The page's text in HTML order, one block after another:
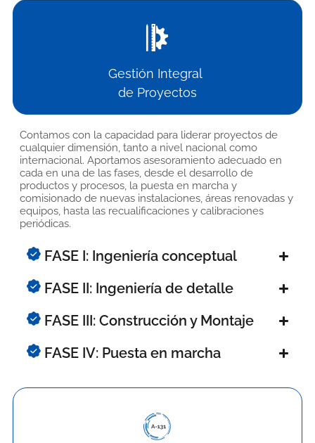
Gestión Integral
de Proyectos
Contamos con la capacidad para liderar proyectos de
cualquier dimensión, tanto a nivel nacional como
internacional. Aportamos asesoramiento adecuado en
cada en una de las fases, desde el desarrollo de
productos y procesos, la puesta en marcha y
comisionado de nuevas instalaciones, áreas renovadas y
equipos, hasta las recualificaciones y calibraciones
periódicas.
FASE I: Ingeniería conceptual
FASE II: Ingeniería de detalle
FASE III: Construcción y Montaje
FASE IV: Puesta en marcha